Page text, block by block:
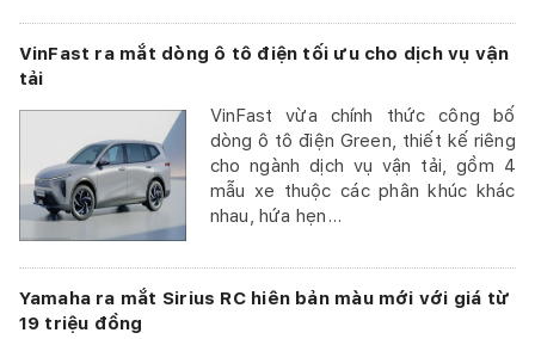
VinFast ra mắt dòng ô tô điện tối ưu cho dịch vụ vận
tải
VinFast vừa chính thức công bố
dòng ô tô điện Green, thiết kế riêng
cho ngành dịch vụ vận tải, gồm 4
mẫu xe thuộc các phân khúc khác
nhau, hứa hẹn...
Yamaha ra mắt Sirius RC hiên bản màu mới với giá từ
19 triệu đồng